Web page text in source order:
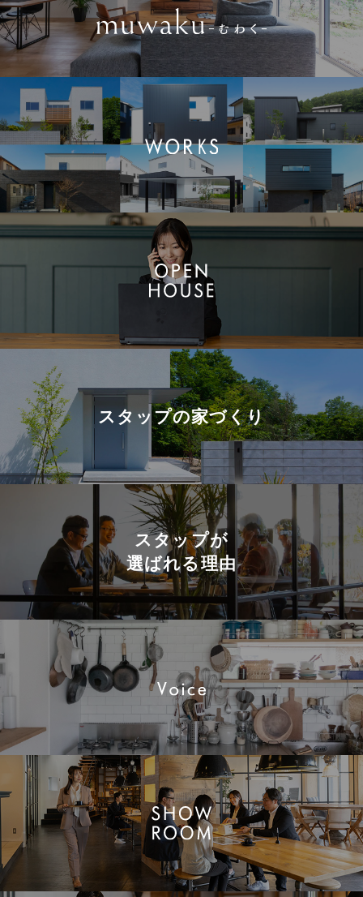
スタップの家づくり
スタップが
選ばれる理由